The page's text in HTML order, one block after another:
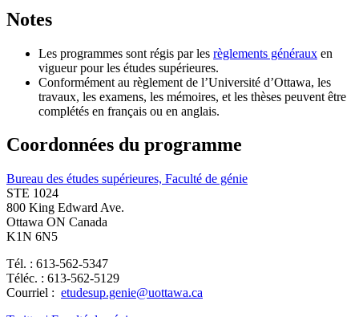
Notes
Les programmes sont régis par les règlements généraux en
vigueur pour les études supérieures.
Conformément au règlement de l’Université d’Ottawa, les
travaux, les examens, les mémoires, et les thèses peuvent être
complétés en français ou en anglais.
Coordonnées du programme
Bureau des études supérieures, Faculté de génie
STE 1024
800 King Edward Ave.
Ottawa ON Canada
K1N 6N5
Tél. : 613-562-5347
Téléc. : 613-562-5129
Courriel : etudesup.genie@uottawa.ca